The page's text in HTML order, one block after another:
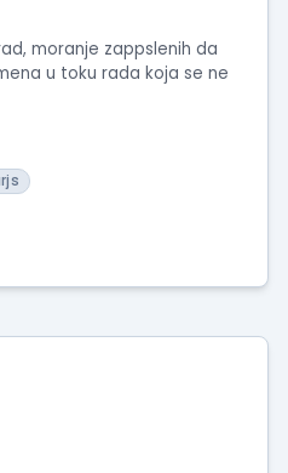
moranje zappslenih da
u toku rada koja se ne